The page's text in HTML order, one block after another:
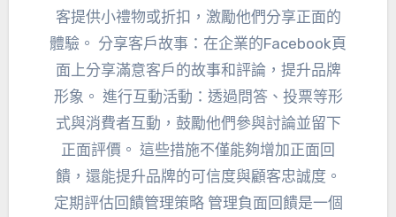
客提供小禮物或折扣，激勵他們分享正面的
體驗。 分享客戶故事：在企業的Facebook頁
面上分享滿意客戶的故事和評論，提升品牌
形象。 進行互動活動：透過問答、投票等形
式與消費者互動，鼓勵他們參與討論並留下
正面評價。 這些措施不僅能夠增加正面回
饋，還能提升品牌的可信度與顧客忠誠度。
定期評估回饋管理策略 管理負面回饋是一個